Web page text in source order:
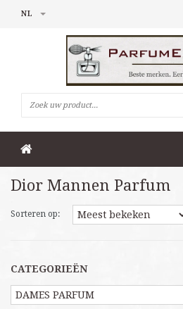
NL
Dior Mannen Parfum
Sorteren op:
CATEGORIEËN